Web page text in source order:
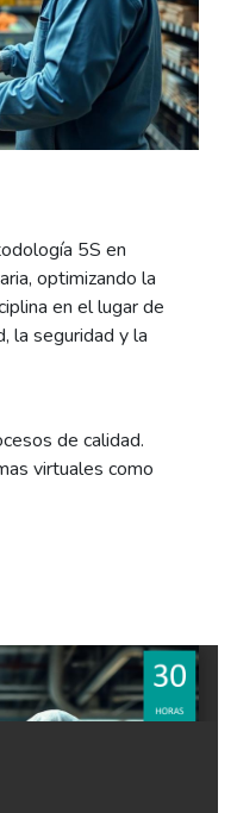
5S en
optimizando la
en el lugar de
la seguridad y la
de calidad.
virtuales como